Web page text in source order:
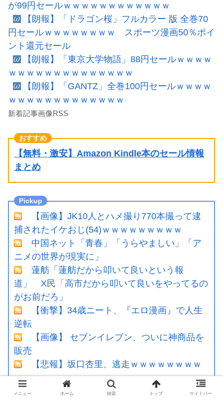
が99円セールｗｗｗｗｗｗｗｗｗｗｗｗ
【朗報】「ドラゴン桜」フルカラー 版 全巻70
円セールｗｗｗｗｗｗｗｗ スポーツ漫画50％ポイ
ント還元セール
【朗報】「東京大学物語」88円セールｗｗｗｗ
ｗｗｗｗｗｗｗｗｗｗｗｗｗｗ
【朗報】「GANTZ」全巻100円セールｗｗｗｗ
ｗｗｗｗｗｗｗｗｗｗｗｗｗ
新着記事画像RSS
【無料・激安】Amazon Kindle本のセール情報
まとめ
【画像】JK10人とハメ撮り770本撮って逮
捕されたイケおじ(54)ｗｗｗｗｗｗｗｗｗ
中国ネット「青春」「うらやましい」「ア
ニメの世界が現実に」
蓮舫「蓮舫だから叩いて良いという報
道」 X民「高市だから叩いて良いをやってるの
がお前だろ」
【衝撃】34歳ニート、『エロ漫画』で人生
逆転
【画像】 セブンイレブン、ついに神商品を
販売
【悲報】坂口杏里、逃走ｗｗｗｗｗｗｗｗ
ｗｗｗ
専門家を舐めきった某国国営メディア、
メニュー ホーム 検索 トップ サイドバー